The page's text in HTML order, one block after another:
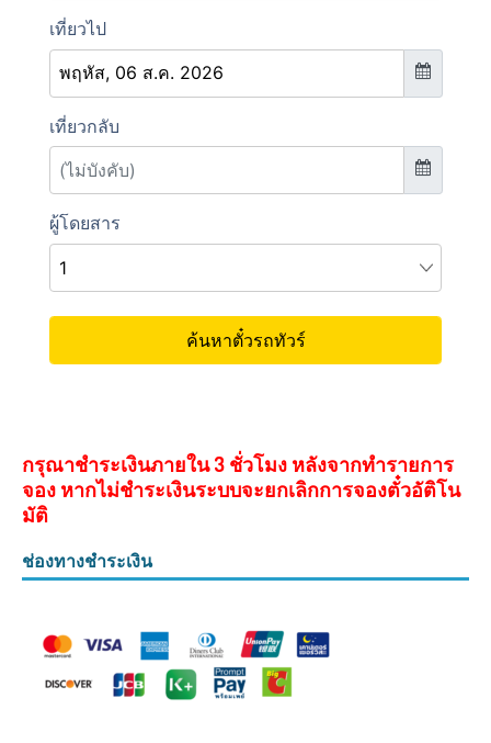
กรุณาชำระเงินภายใน 3 ชั่วโมง หลังจากทำรายการ
จอง หากไม่ชำระเงินระบบจะยกเลิกการจองตั๋วอัติโน
มัติ
ช่องทางชำระเงิน